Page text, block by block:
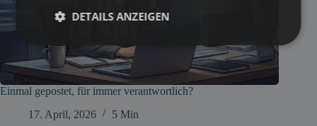
Einmal gepostet, für immer verantwortlich?
17. April, 2026
5 Min
DETAILS ANZEIGEN